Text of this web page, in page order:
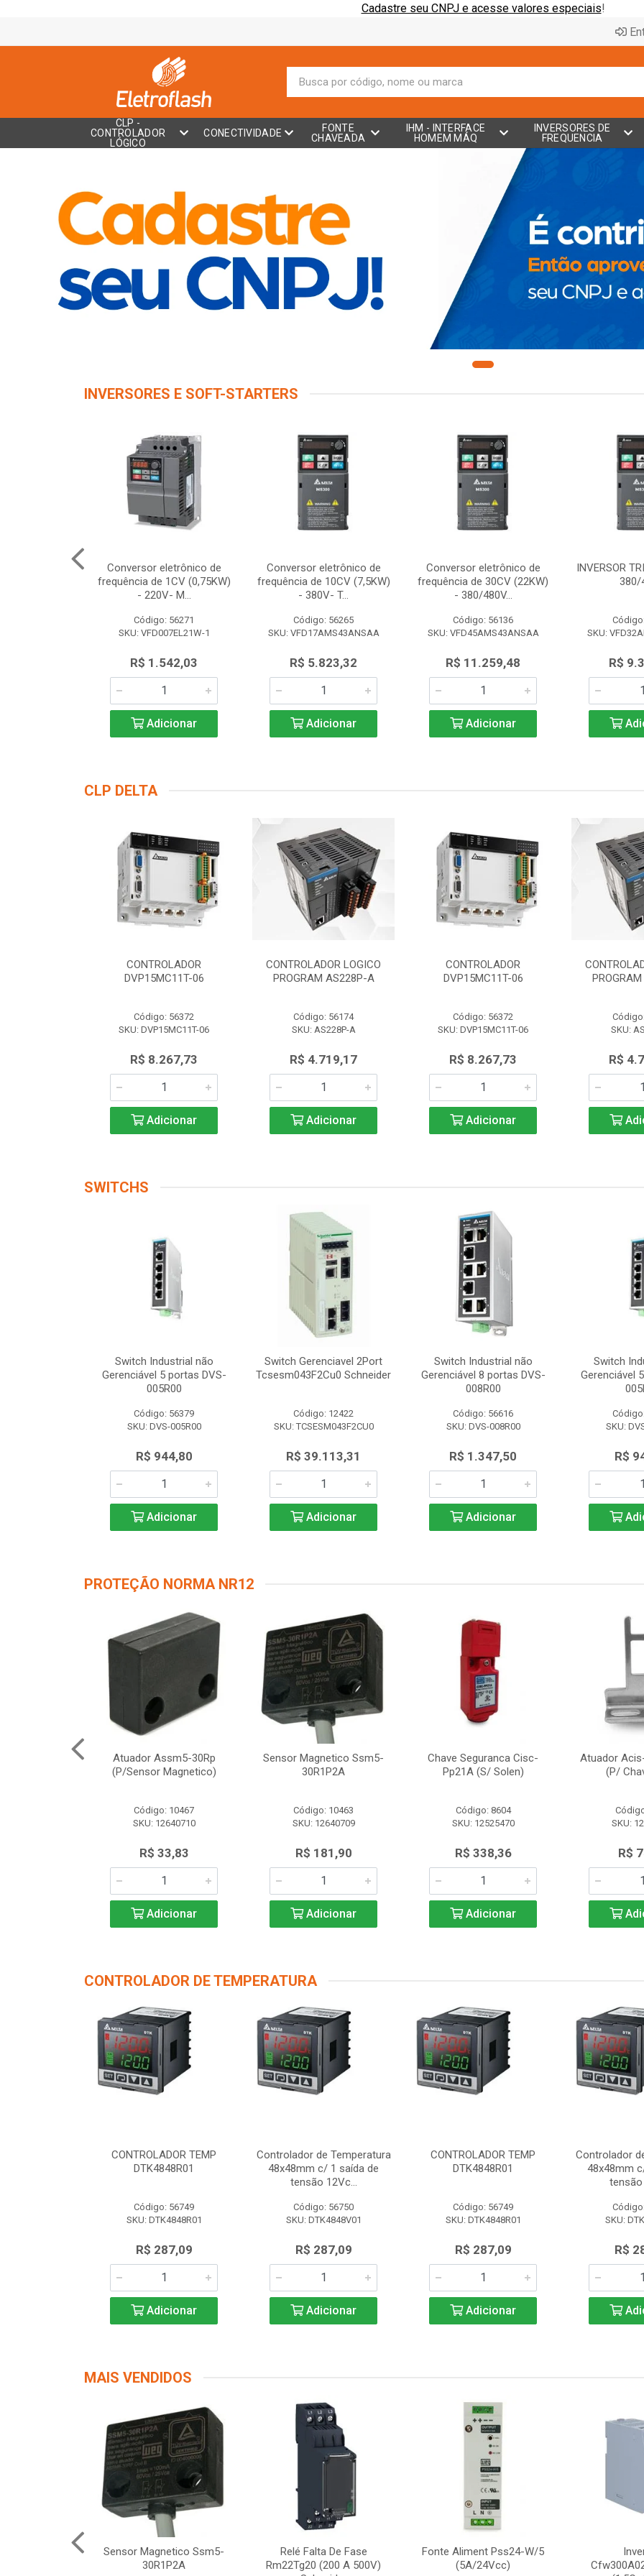
Cadastre seu CNPJ e acesse valores especiais!
CLP -
CONTROLADOR
LÓGICO
CONECTIVIDADE
FONTE
CHAVEADA
IHM - INTERFACE
HOMEM MÁQ
INVERSORES DE
FREQUENCIA
INVERSORES E SOFT-STARTERS
Conversor eletrônico de
frequência de 1CV (0,75KW)
- 220V- M...
Código: 56271
SKU: VFD007EL21W-1
R$ 1.542,03
Adicionar
Conversor eletrônico de
frequência de 10CV (7,5KW)
- 380V- T...
Código: 56265
SKU: VFD17AMS43ANSAA
R$ 5.823,32
Adicionar
Conversor eletrônico de
frequência de 30CV (22KW)
- 380/480V...
Código: 56136
SKU: VFD45AMS43ANSAA
R$ 11.259,48
Adicionar
INVERSOR
380/
SKU:
R$
CLP DELTA
CONTROLADOR
DVP15MC11T-06
Código: 56372
SKU: DVP15MC11T-06
R$ 8.267,73
Adicionar
CONTROLADOR LOGICO
PROGRAM AS228P-A
Código: 56174
SKU: AS228P-A
R$ 4.719,17
Adicionar
CONTROLADOR
DVP15MC11T-06
Código: 56372
SKU: DVP15MC11T-06
R$ 8.267,73
Adicionar
SKU:
R$
SWITCHS
Switch Industrial não
Gerenciável 5 portas DVS-
005R00
Código: 56379
SKU: DVS-005R00
R$ 944,80
Adicionar
Switch Gerenciavel 2Port
Tcsesm043F2Cu0 Schneider
Código: 12422
SKU: TCSESM043F2CU0
R$ 39.113,31
Adicionar
Switch Industrial não
Gerenciável 8 portas DVS-
008R00
Código: 56616
SKU: DVS-008R00
R$ 1.347,50
Adicionar
Switch
Gerenciável
SKU:
R$
PROTEÇÃO NORMA NR12
Atuador Assm5-30Rp
(P/Sensor Magnetico)
Código: 10467
SKU: 12640710
R$ 33,83
Adicionar
Sensor Magnetico Ssm5-
30R1P2A
Código: 10463
SKU: 12640709
R$ 181,90
Adicionar
Chave Seguranca Cisc-
Pp21A (S/ Solen)
Código: 8604
SKU: 12525470
R$ 338,36
Adicionar
Atuador
(P/
SKU:
R$
CONTROLADOR DE TEMPERATURA
CONTROLADOR TEMP
DTK4848R01
Código: 56749
SKU: DTK4848R01
R$ 287,09
Adicionar
Controlador de Temperatura
48x48mm c/ 1 saída de
tensão 12Vc...
Código: 56750
SKU: DTK4848V01
R$ 287,09
Adicionar
CONTROLADOR TEMP
DTK4848R01
Código: 56749
SKU: DTK4848R01
R$ 287,09
Adicionar
Controlador
48x48mm
tensão
SKU:
R$
MAIS VENDIDOS
Sensor Magnetico Ssm5-
30R1P2A
Relé Falta De Fase
Rm22Tg20 (200 A 500V)
Fonte Aliment Pss24-W/5
(5A/24Vcc)